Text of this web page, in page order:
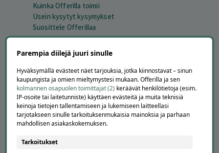
Kuinka Offerilla toimii
Usein kysytyt kysymykset
Suosittele Offerillaa
TUTUSTU MEIHIN
Ajankohtaista
Tilaa uutiskirje
Avoimet työpaikat
Offerilla mediassa
YRITYKSILLE
Markkinoi Offerillassa
Parempia diilejä juuri sinulle
Hyväksymällä evästeet näet tarjouksia, jotka kiinnostavat – sinun
kaupungista ja omien mieltymystesi mukaan. Offerilla ja sen
kolmannen osapuolen toimittajat (2) keräävät henkilötietoja (esim.
IP-osoite tai laitetunniste) käyttäen evästeitä ja muita teknisiä
keinoja tietojen tallentamiseen ja lukemiseen laitteellasi
tarjotakseen sinulle tarkoituksenmukaisia mainoksia ja parhaan
mahdollisen asiakaskokemuksen.
Tarkoitukset